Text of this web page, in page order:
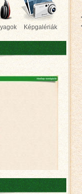
Képgalériák